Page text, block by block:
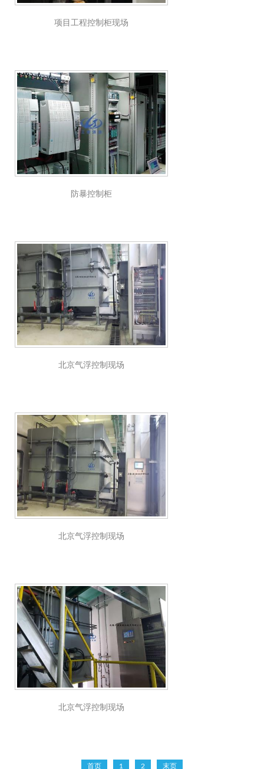
项目工程控制柜现场
防暴控制柜
北京气浮控制现场
北京气浮控制现场
北京气浮控制现场
首页 1 2 末页